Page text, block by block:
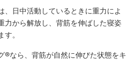
、日中活動しているときに重力によ
力から解放し、背筋を伸ばした寝姿
。
®なら、背筋が自然に伸びた状態をキ